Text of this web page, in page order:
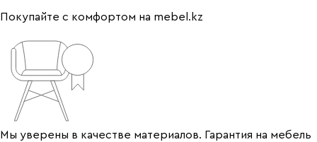
Покупайте с комфортом на mebel.kz
Мы уверены в качестве материалов. Гарантия на мебель